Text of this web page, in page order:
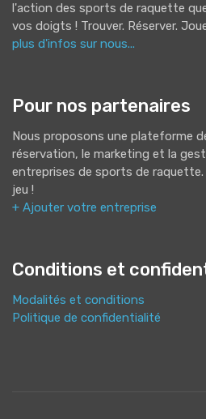
l'action des sports de raquette
vos doigts ! Trouver. Réserver.
plus d'infos sur nous...
Pour nos partenaires
Nous proposons une plateforme
réservation, le marketing et la
entreprises de sports de raquette.
jeu !
+ Ajouter votre entreprise
Conditions et
Modalités et conditions
Politique de confidentialité